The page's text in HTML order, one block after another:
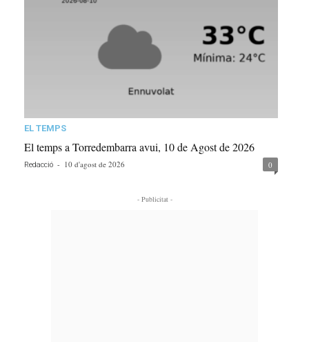
EL TEMPS
El temps a Torredembarra avui, 10 de Agost de 2026
Redacció - 10 d'agost de 2026 0
- Publicitat -